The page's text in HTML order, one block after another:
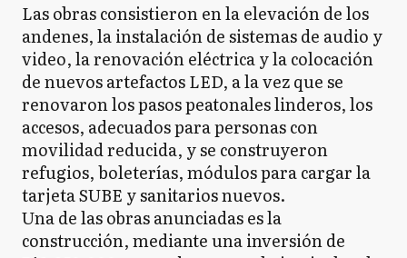
Las obras consistieron en la elevación de los
andenes, la instalación de sistemas de audio y
video, la renovación eléctrica y la colocación
de nuevos artefactos LED, a la vez que se
renovaron los pasos peatonales linderos, los
accesos, adecuados para personas con
movilidad reducida, y se construyeron
refugios, boleterías, módulos para cargar la
tarjeta SUBE y sanitarios nuevos.
Una de las obras anunciadas es la
construcción, mediante una inversión de